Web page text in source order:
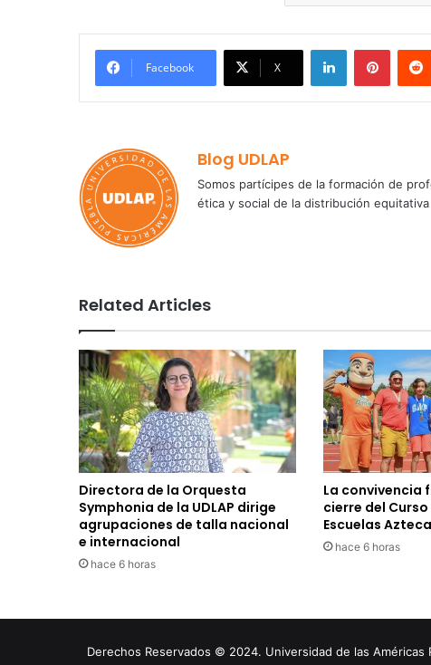
Facebook X
LinkedIn
Blog UDLAP
Somos partícipes de la formación de
ética y social de la distribución
Related Articles
Directora de la Orquesta
Symphonia de la UDLAP dirige
agrupaciones de talla nacional
e internacional
hace 6 horas
La convivencia
cierre del
Escuelas
hace 6 horas
Derechos Reservados © 2024. Universidad de las Américas